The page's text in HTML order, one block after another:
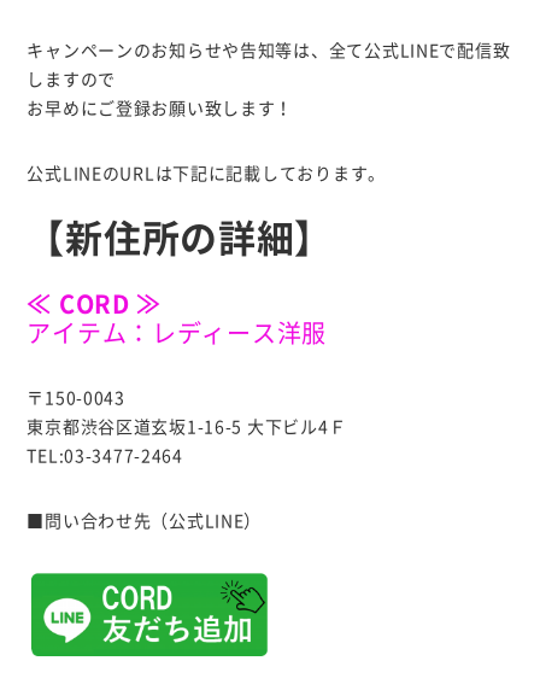
キャンペーンのお知らせや告知等は、全て公式LINEで配信致
しますので
お早めにご登録お願い致します！
公式LINEのURLは下記に記載しております。
【新住所の詳細】
≪ CORD ≫
アイテム：レディース洋服
〒150-0043
東京都渋谷区道玄坂1-16-5 大下ビル4Ｆ
TEL:03-3477-2464
■問い合わせ先（公式LINE）